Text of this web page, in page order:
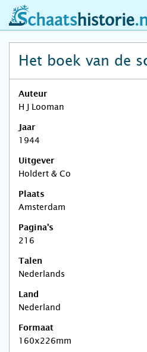
schaatshistorie.nl
Het boek van de
Auteur
H J Looman
Jaar
1944
Uitgever
Holdert & Co
Plaats
Amsterdam
Pagina's
216
Talen
Nederlands
Land
Nederland
Formaat
160x226mm